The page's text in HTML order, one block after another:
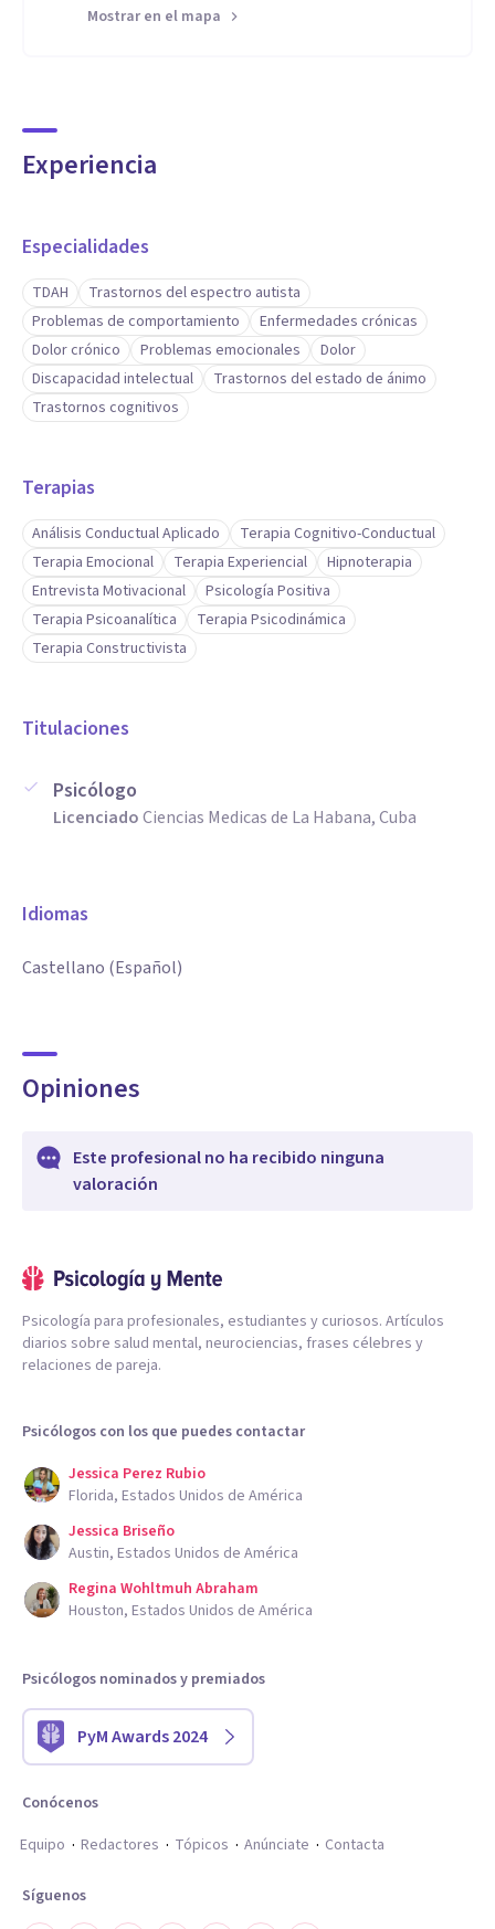
Mostrar en el mapa
Experiencia
Especialidades
TDAH
Trastornos del espectro autista
Problemas de comportamiento
Enfermedades crónicas
Dolor crónico
Problemas emocionales
Dolor
Discapacidad intelectual
Trastornos del estado de ánimo
Trastornos cognitivos
Terapias
Análisis Conductual Aplicado
Terapia Cognitivo-Conductual
Terapia Emocional
Terapia Experiencial
Hipnoterapia
Entrevista Motivacional
Psicología Positiva
Terapia Psicoanalítica
Terapia Psicodinámica
Terapia Constructivista
Titulaciones
Psicólogo
LicenciadoCiencias Medicas de La Habana, Cuba
Idiomas
Castellano (Español)
Opiniones
Este profesional no ha recibido ninguna
valoración
Psicología para profesionales, estudiantes y curiosos. Artículos
diarios sobre salud mental, neurociencias, frases célebres y
relaciones de pareja.
Psicólogos con los que puedes contactar
Jessica Perez Rubio
Florida, Estados Unidos de América
Jessica Briseño
Austin, Estados Unidos de América
Regina Wohltmuh Abraham
Houston, Estados Unidos de América
Psicólogos nominados y premiados
PyM Awards 2024
Conócenos
Equipo
Redactores Tópicos Anúnciate Contacta
Síguenos